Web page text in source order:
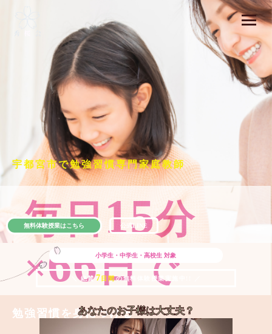
宇都宮市で勉強習慣専門家庭教師
毎日15分
×66日で
勉強習慣を身につける
小学生・中学生・高校生 対象
＼ 絶賛 7 日間の無料体験授業実施中!! ／
無料体験授業はこちら 公式LINE
あなたのお子様は大丈夫？